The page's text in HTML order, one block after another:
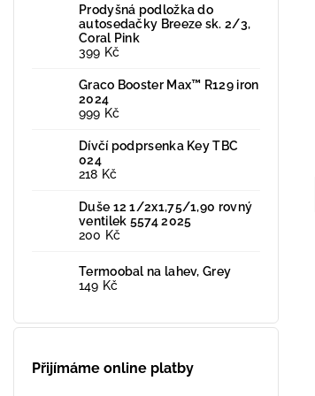
Prodyšná podložka do
autosedačky Breeze sk. 2/3,
Coral Pink
399 Kč
Graco Booster Max™ R129 iron
2024
999 Kč
Dívčí podprsenka Key TBC
024
218 Kč
Duše 12 1/2x1,75/1,90 rovný
ventilek 5574 2025
200 Kč
Termoobal na lahev, Grey
149 Kč
Přijímáme online platby